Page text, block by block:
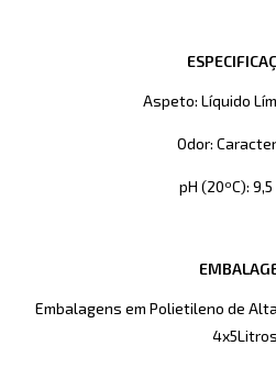
Aspeto: Líquido
Odor:
pH (20ºC): 9,5
Embalagens em Polietileno de